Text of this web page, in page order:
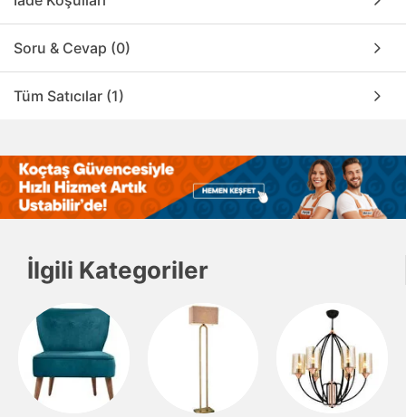
Soru & Cevap (0)
Tüm Satıcılar (1)
İlgili Kategoriler